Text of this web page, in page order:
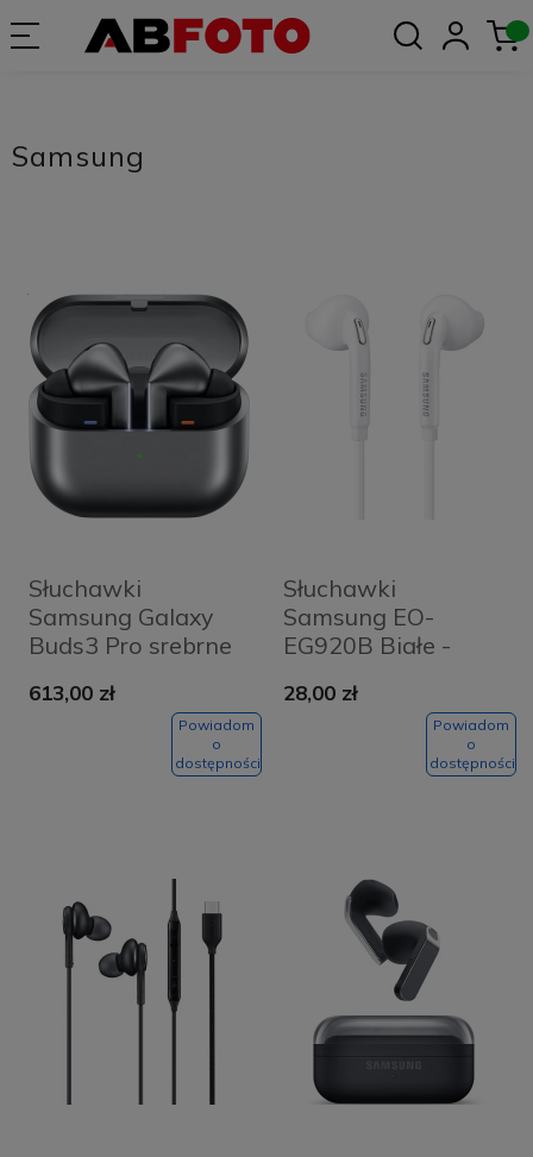
Samsung
Słuchawki
Samsung Galaxy
Buds3 Pro srebrne
613,00 zł
Powiadom
o
dostępności
Słuchawki
Samsung EO-
EG920B Białe -
28,00 zł
Powiadom
o
dostępności